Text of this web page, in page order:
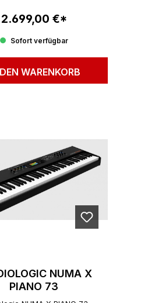
Regulärer Preis:
2.699,00 €*
Sofort verfügbar
WARENKORB
NUMA X
PIANO 73